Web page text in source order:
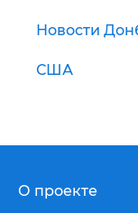
Новости
США
О проекте